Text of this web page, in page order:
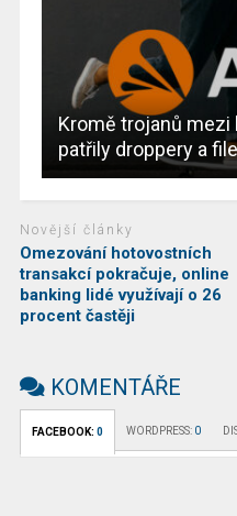
Kromě trojanů mezi
patřily droppery a
Novější články
Omezování hotovostních
transakcí pokračuje, online
banking lidé využívají o 26
procent častěji
KOMENTÁŘE
FACEBOOK: 0 WORDPRESS: 0